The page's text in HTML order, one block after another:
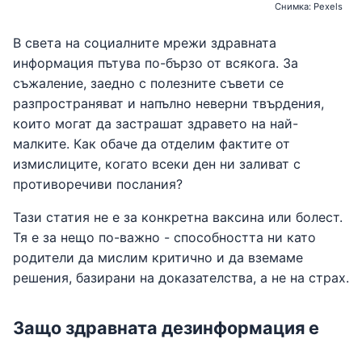
Снимка: Pexels
В света на социалните мрежи здравната
информация пътува по-бързо от всякога. За
съжаление, заедно с полезните съвети се
разпространяват и напълно неверни твърдения,
които могат да застрашат здравето на най-
малките. Как обаче да отделим фактите от
измислиците, когато всеки ден ни заливат с
противоречиви послания?
Тази статия не е за конкретна ваксина или болест.
Тя е за нещо по-важно - способността ни като
родители да мислим критично и да вземаме
решения, базирани на доказателства, а не на страх.
Защо здравната дезинформация е